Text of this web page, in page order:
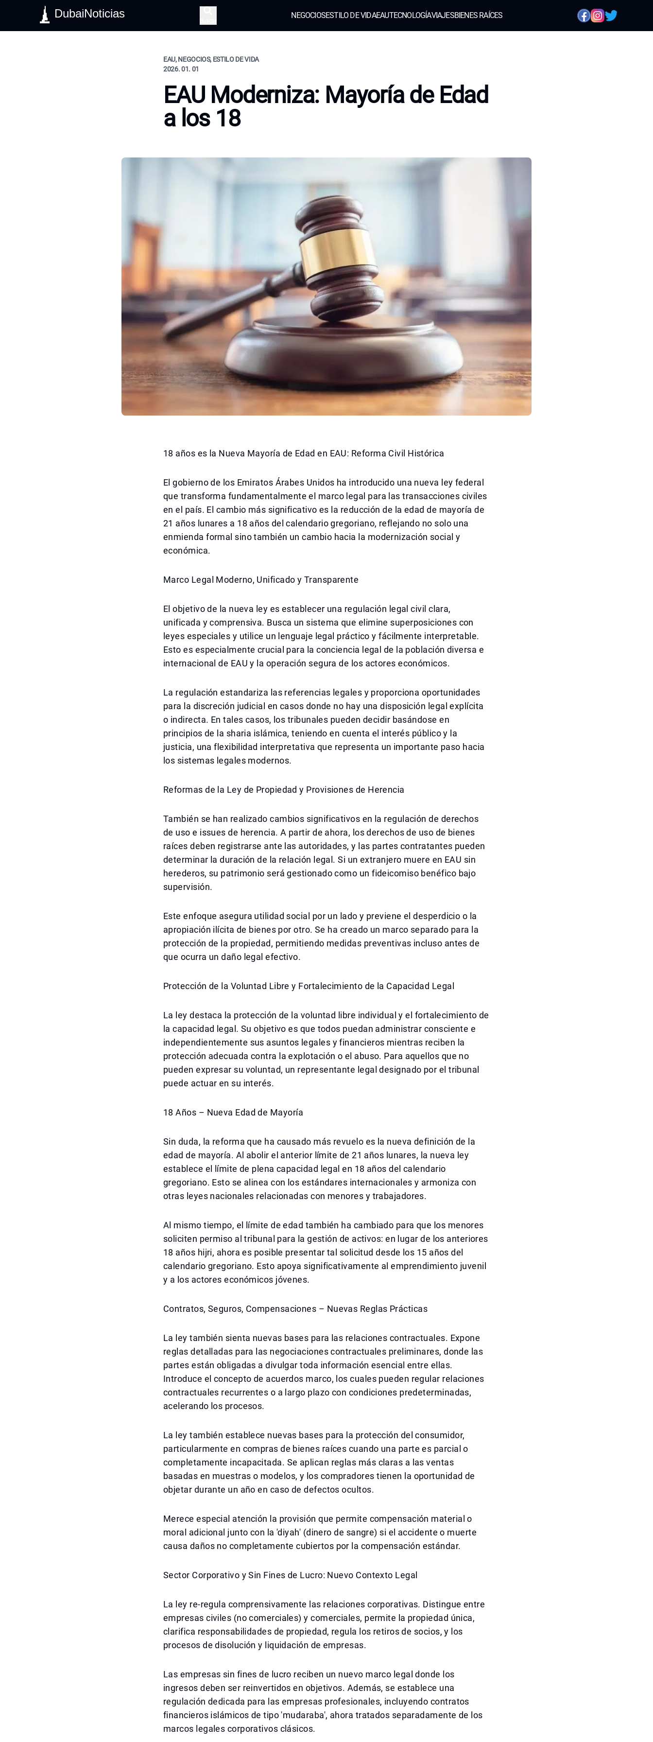
DubaiNoticias NEGOCIOSESTILO DE VIDAEAUTECNOLOGÍAVIAJESBIENES RAÍCES
EAU, NEGOCIOS, ESTILO DE VIDA
2026. 01. 01
EAU Moderniza: Mayoría de Edad
a los 18
18 años es la Nueva Mayoría de Edad en EAU: Reforma Civil Histórica
El gobierno de los Emiratos Árabes Unidos ha introducido una nueva ley federal
que transforma fundamentalmente el marco legal para las transacciones civiles
en el país. El cambio más significativo es la reducción de la edad de mayoría de
21 años lunares a 18 años del calendario gregoriano, reflejando no solo una
enmienda formal sino también un cambio hacia la modernización social y
económica.
Marco Legal Moderno, Unificado y Transparente
El objetivo de la nueva ley es establecer una regulación legal civil clara,
unificada y comprensiva. Busca un sistema que elimine superposiciones con
leyes especiales y utilice un lenguaje legal práctico y fácilmente interpretable.
Esto es especialmente crucial para la conciencia legal de la población diversa e
internacional de EAU y la operación segura de los actores económicos.
La regulación estandariza las referencias legales y proporciona oportunidades
para la discreción judicial en casos donde no hay una disposición legal explícita
o indirecta. En tales casos, los tribunales pueden decidir basándose en
principios de la sharia islámica, teniendo en cuenta el interés público y la
justicia, una flexibilidad interpretativa que representa un importante paso hacia
los sistemas legales modernos.
Reformas de la Ley de Propiedad y Provisiones de Herencia
También se han realizado cambios significativos en la regulación de derechos
de uso e issues de herencia. A partir de ahora, los derechos de uso de bienes
raíces deben registrarse ante las autoridades, y las partes contratantes pueden
determinar la duración de la relación legal. Si un extranjero muere en EAU sin
herederos, su patrimonio será gestionado como un fideicomiso benéfico bajo
supervisión.
Este enfoque asegura utilidad social por un lado y previene el desperdicio o la
apropiación ilícita de bienes por otro. Se ha creado un marco separado para la
protección de la propiedad, permitiendo medidas preventivas incluso antes de
que ocurra un daño legal efectivo.
Protección de la Voluntad Libre y Fortalecimiento de la Capacidad Legal
La ley destaca la protección de la voluntad libre individual y el fortalecimiento de
la capacidad legal. Su objetivo es que todos puedan administrar consciente e
independientemente sus asuntos legales y financieros mientras reciben la
protección adecuada contra la explotación o el abuso. Para aquellos que no
pueden expresar su voluntad, un representante legal designado por el tribunal
puede actuar en su interés.
18 Años – Nueva Edad de Mayoría
Sin duda, la reforma que ha causado más revuelo es la nueva definición de la
edad de mayoría. Al abolir el anterior límite de 21 años lunares, la nueva ley
establece el límite de plena capacidad legal en 18 años del calendario
gregoriano. Esto se alinea con los estándares internacionales y armoniza con
otras leyes nacionales relacionadas con menores y trabajadores.
Al mismo tiempo, el límite de edad también ha cambiado para que los menores
soliciten permiso al tribunal para la gestión de activos: en lugar de los anteriores
18 años hijri, ahora es posible presentar tal solicitud desde los 15 años del
calendario gregoriano. Esto apoya significativamente al emprendimiento juvenil
y a los actores económicos jóvenes.
Contratos, Seguros, Compensaciones – Nuevas Reglas Prácticas
La ley también sienta nuevas bases para las relaciones contractuales. Expone
reglas detalladas para las negociaciones contractuales preliminares, donde las
partes están obligadas a divulgar toda información esencial entre ellas.
Introduce el concepto de acuerdos marco, los cuales pueden regular relaciones
contractuales recurrentes o a largo plazo con condiciones predeterminadas,
acelerando los procesos.
La ley también establece nuevas bases para la protección del consumidor,
particularmente en compras de bienes raíces cuando una parte es parcial o
completamente incapacitada. Se aplican reglas más claras a las ventas
basadas en muestras o modelos, y los compradores tienen la oportunidad de
objetar durante un año en caso de defectos ocultos.
Merece especial atención la provisión que permite compensación material o
moral adicional junto con la 'diyah' (dinero de sangre) si el accidente o muerte
causa daños no completamente cubiertos por la compensación estándar.
Sector Corporativo y Sin Fines de Lucro: Nuevo Contexto Legal
La ley re-regula comprensivamente las relaciones corporativas. Distingue entre
empresas civiles (no comerciales) y comerciales, permite la propiedad única,
clarifica responsabilidades de propiedad, regula los retiros de socios, y los
procesos de disolución y liquidación de empresas.
Las empresas sin fines de lucro reciben un nuevo marco legal donde los
ingresos deben ser reinvertidos en objetivos. Además, se establece una
regulación dedicada para las empresas profesionales, incluyendo contratos
financieros islámicos de tipo 'mudaraba', ahora tratados separadamente de los
marcos legales corporativos clásicos.